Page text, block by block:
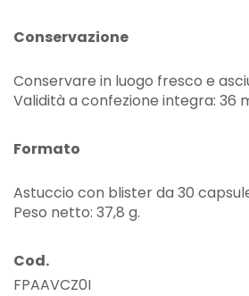
Conservazione
Conservare in luogo fresco e
Validità a confezione integra: 36
Formato
Astuccio con blister da 30
Peso netto: 37,8 g.
Cod.
FPAAVCZ0I